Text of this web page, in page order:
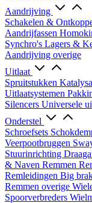
Aandrijving
Schakelen &
Aandrijfassen
Synchro's Lagers &
Aandrijving overige
Uitlaat
Spruitstukken
Uitlaatsystemen
Silencers Universele
Onderstel
Schroefsets
Veerpootbruggen
Stuurinrichting
& Naven Remmen
Remleidingen Big
Remmen overige
Spoorverbreders